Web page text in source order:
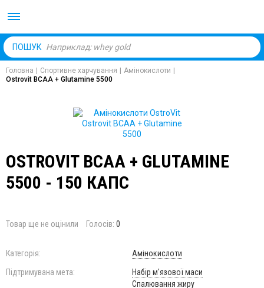
ПОШУК
Головна Спортивне харчування Амінокислоти
Ostrovit BCAA + Glutamine 5500
OSTROVIT BCAA + GLUTAMINE
5500 - 150 КАПС
Товар ще не оцінили Голосів: 0
Категорія:
Амінокислоти
Підтримувана мета:
Набір м'язової маси
Спалювання жиру